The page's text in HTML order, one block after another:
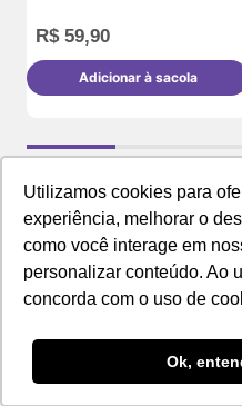
Utilizamos cookies para
experiência, melhorar o
como você interage em
personalizar conteúdo. Ao
concorda com o uso de
Ok,
R$ 59,90
Adicionar à sacola
Receba novidades e
e-